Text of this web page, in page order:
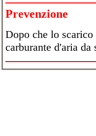
Prevenzione
Dopo che lo
carburante d'aria